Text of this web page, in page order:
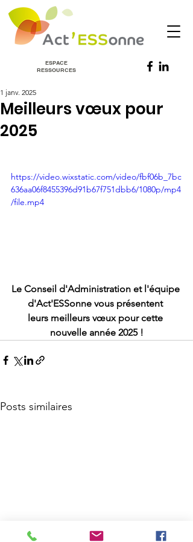
ESPACE
RESSOURCES
Meilleurs vœux pour
2025
1 janv. 2025
https://video.wixstatic.com/video/fbf06b_7bc
636aa06f8455396d91b67f751dbb6/1080p/mp4
/file.mp4
Le Conseil d'Administration et l'équipe
d'Act'ESSonne vous présentent
leurs meilleurs vœux pour cette
nouvelle année 2025 !
Posts similaires